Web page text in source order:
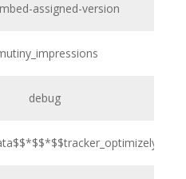
assigned-version
debug